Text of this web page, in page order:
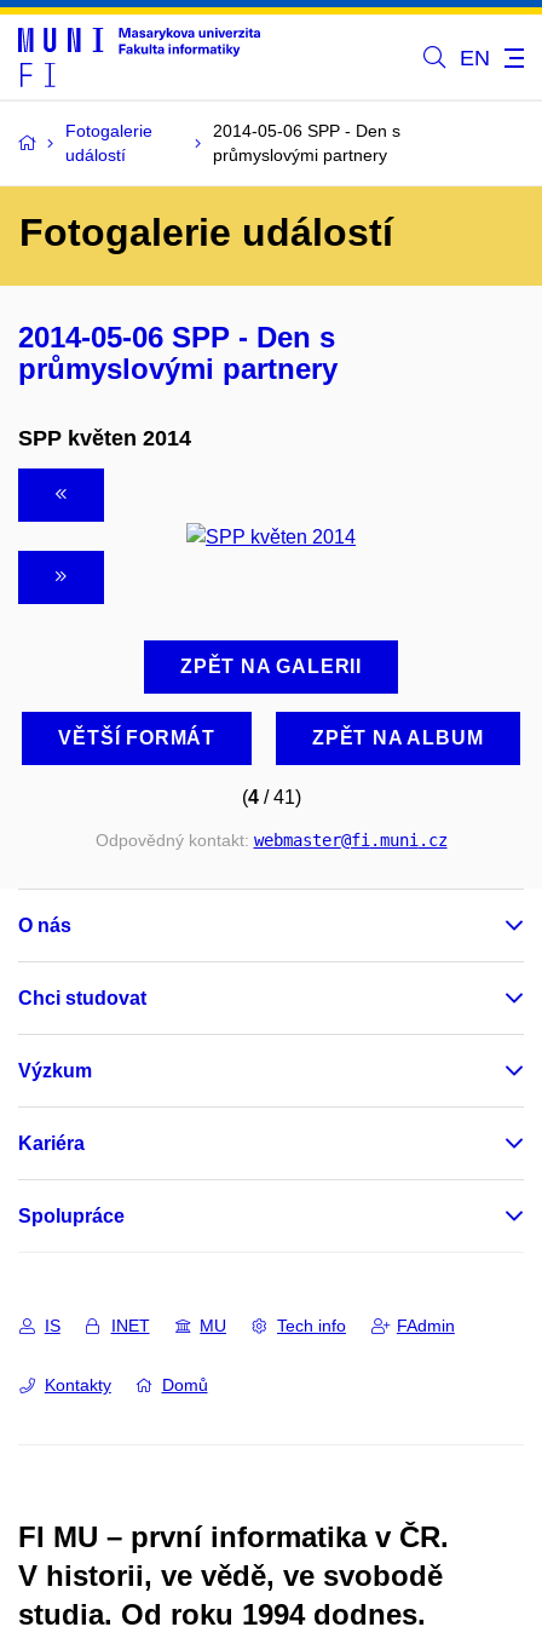
EN
Fotogalerie
událostí
2014-05-06 SPP - Den s
průmyslovými partnery
Fotogalerie událostí
2014-05-06 SPP - Den s
průmyslovými partnery
SPP květen 2014
ZPĚT NA GALERII
VĚTŠÍ FORMÁT ZPĚT NA ALBUM
(4/ 41)
Odpovědný kontakt: webmaster@fi.muni.cz
O nás
Chci studovat
Výzkum
Kariéra
Spolupráce
IS INET MU Tech info FAdmin
Kontakty Domů
FI MU – první informatika v ČR.
V historii, ve vědě, ve svobodě
studia. Od roku 1994 dodnes.